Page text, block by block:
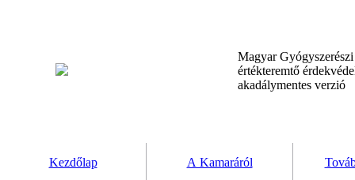
Magyar
értékteremtő
akadálymentes verzió
Kezdőlap A Kamaráról